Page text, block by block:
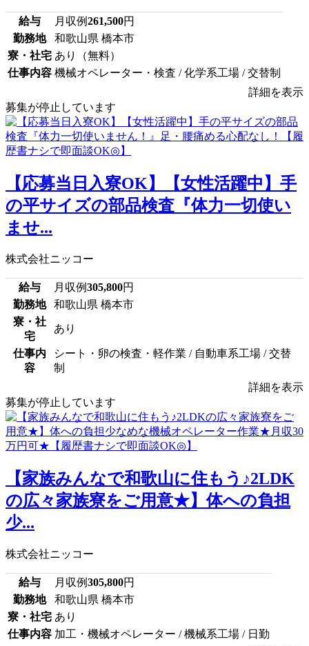
給与 月収例261,500円
勤務地
和歌山県 橋本市
寮・社宅 あり（無料）
仕事内容 機械オペレーター・検査 / 化学系工場 / 交替制
詳細を表示
募集が停止しています
【応募当日入寮OK】【女性活躍中】手
の平サイズの部品検査『体力一切使い
ませ...
株式会社ニッコー
給与 月収例305,800円
勤務地
和歌山県 橋本市
寮・社
宅
あり
仕事内
容
シート・卵の検査・軽作業 / 自動車系工場 / 交替
制
詳細を表示
募集が停止しています
【家族みんなで和歌山に住もう♪2LDK
の広々家族寮をご用意★】体への負担
少...
株式会社ニッコー
給与 月収例305,800円
勤務地
和歌山県 橋本市
寮・社宅 あり
仕事内容 加工・機械オペレーター / 機械系工場 / 日勤